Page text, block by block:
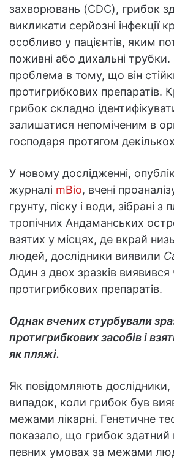
захворювань (CDC), грибок
викликати серйозні інфекції
особливо у пацієнтів, яким
поживні або дихальні
проблема в тому, що він
протигрибкових препаратів.
грибок складно
залишатися непоміченим в
господаря протягом
У новому дослідженні,
журналі mBio, вчені
грунту, піску і води, зібрані з
тропічних Андаманських
взятих у місцях, де вкрай
людей, дослідники виявили
Один з двох зразків
протигрибкових препаратів.
Однак вчених стурбували
протигрибкових засобів і
як пляжі.
Як повідомляють
випадок, коли грибок був
межами лікарні. Генетичне
показало, що грибок
певних умовах за межами